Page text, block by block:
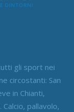
gli sport nei
circostanti: San
in Chianti,
pallavolo,